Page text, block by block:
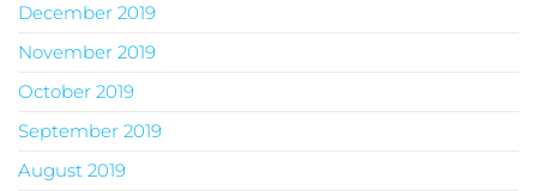
December 2019
November 2019
October 2019
September 2019
August 2019